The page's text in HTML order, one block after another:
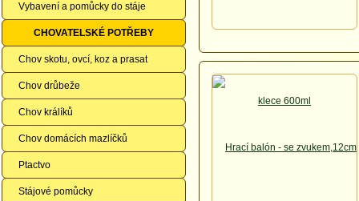
Vybavení a pomůcky do stáje
CHOVATELSKÉ POTŘEBY
Chov skotu, ovcí, koz a prasat
Chov drůbeže
Chov králíků
Chov domácích mazlíčků
Ptactvo
Stájové pomůcky